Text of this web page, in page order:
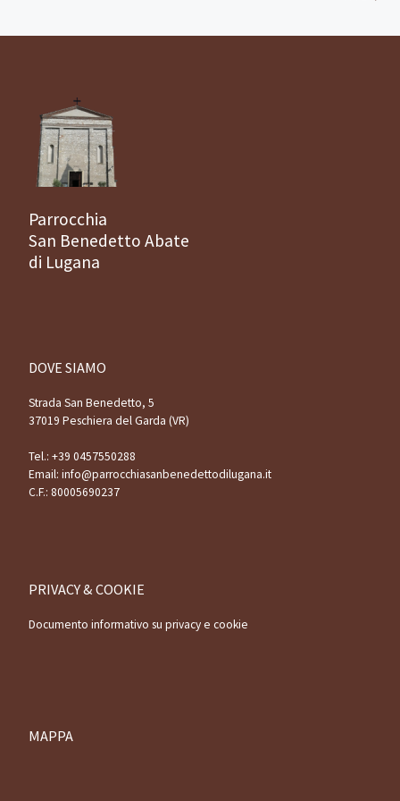
Parrocchia
San Benedetto Abate
di Lugana
DOVE SIAMO
Strada San Benedetto, 5
37019 Peschiera del Garda (VR)
Tel.: +39 0457550288
Email: info@parrocchiasanbenedettodilugana.it
C.F.: 80005690237
PRIVACY & COOKIE
Documento informativo su privacy e cookie
MAPPA